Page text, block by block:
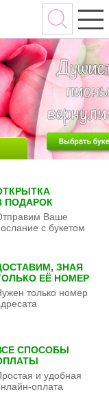
ПОДАРОК
Ваше
с букетом
ЗНАЯ
ЕЁ НОМЕР
только номер
СПОСОБЫ
и удобная
оплата